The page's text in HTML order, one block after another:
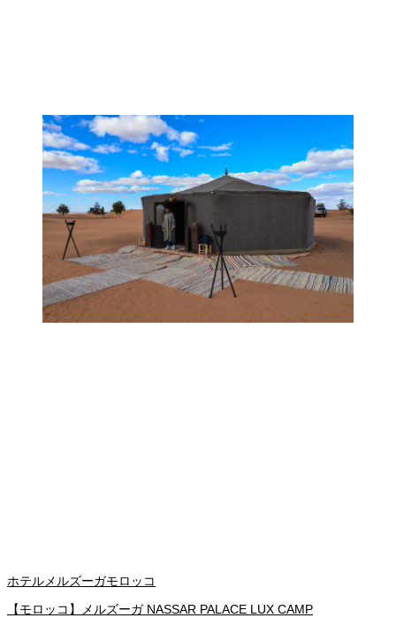
ホテルメルズーガモロッコ
【モロッコ】メルズーガ NASSAR PALACE LUX CAMP